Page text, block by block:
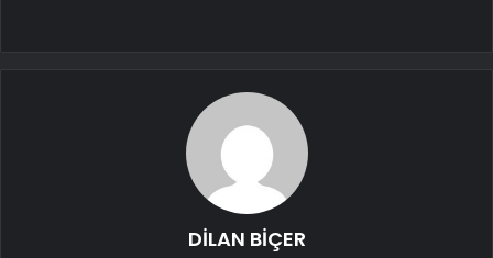
DİLAN BİÇER